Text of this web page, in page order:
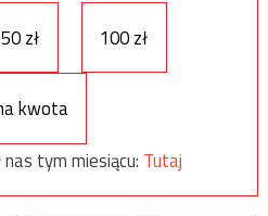
50 zł 100 zł
kwota
tym miesiącu: Tutaj